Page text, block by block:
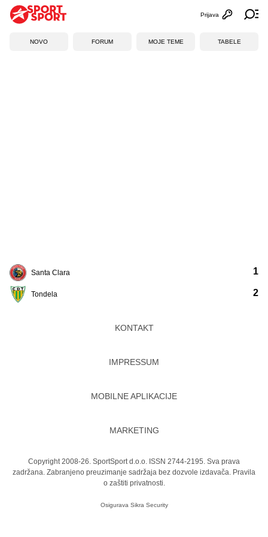
Otvori
Prijava
NOVO FORUM MOJE TEME TABELE
Santa Clara
Tondela
1
2
KONTAKT
IMPRESSUM
MOBILNE APLIKACIJE
MARKETING
Copyright 2008-26. SportSport d.o.o. ISSN 2744-2195. Sva prava
zadržana. Zabranjeno preuzimanje sadržaja bez dozvole izdavača. Pravila
o zaštiti privatnosti.
Osigurava Sikra Security